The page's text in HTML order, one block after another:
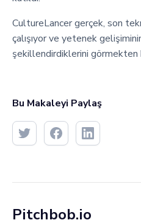
CultureLancer gerçek, son
çalışıyor ve yetenek
şekillendirdiklerini görmekten
Bu Makaleyi Paylaş
Pitchbob.io